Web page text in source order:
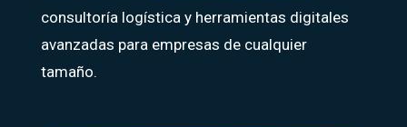
consultoría logística y herramientas digitales
avanzadas para empresas de cualquier
tamaño.